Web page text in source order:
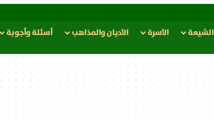
الشيعة الأسرة الأدیان والمذاهب أسئلة وأجوبة